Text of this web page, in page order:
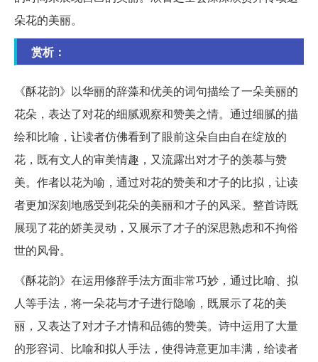
朵花的美丽。
赏析：
《酥花韵》以华丽的辞藻和优美的词句描绘了一朵美丽的
花朵，表达了对花的细腻观察和赞美之情。通过细腻的描
绘和比喻，让读者仿佛看到了眼前这朵自由自在绽放的
花，既有文人的审美情趣，又流露出对才子的羡慕与赞
美。作者以花为喻，通过对花的赞美和才子的比拟，让读
者更加深刻地感受到花朵的美丽和才子的风采。整首诗既
展现了花的娇美灵动，又展示了才子的深思熟虑和不拘俗
世的风骨。
《酥花韵》在运用修辞手法方面非常巧妙，通过比喻、拟
人等手法，将一朵花与才子进行隐喻，既展示了花的美
丽，又表达了对才子才情和品德的赞美。诗中运用了大量
的形容词、比喻和拟人手法，使得诗意更加丰满，给读者